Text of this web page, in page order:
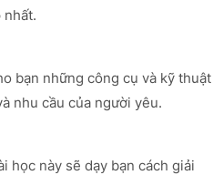
nhất.
bạn những công cụ và kỹ thuật
nhu cầu của người yêu.
học này sẽ dạy bạn cách giải